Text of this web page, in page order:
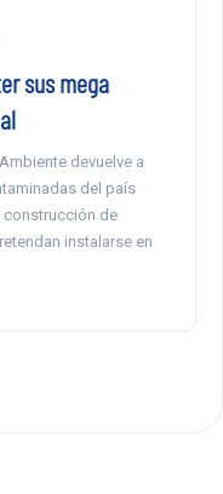
sus mega
devuelve a
del país
construcción de
instalarse en